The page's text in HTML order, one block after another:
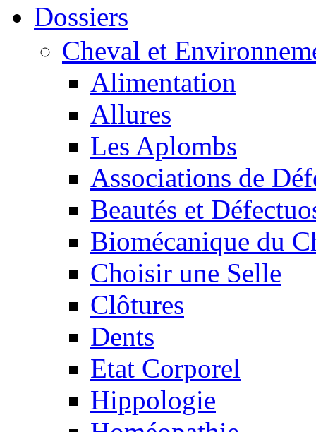
Dossiers
Cheval et
Alimentation
Allures
Les Aplombs
Associations de
Beautés et
Biomécanique du
Choisir une Selle
Clôtures
Dents
Etat Corporel
Hippologie